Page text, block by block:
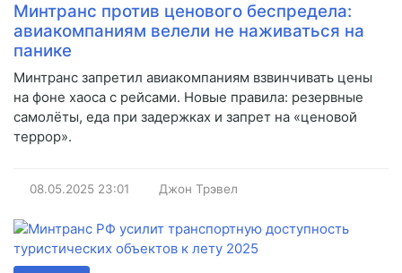
Минтранс против ценового беспредела:
авиакомпаниям велели не наживаться на
панике
Минтранс запретил авиакомпаниям взвинчивать цены
на фоне хаоса с рейсами. Новые правила: резервные
самолёты, еда при задержках и запрет на «ценовой
террор».
08.05.2025 23:01 Джон Трэвел